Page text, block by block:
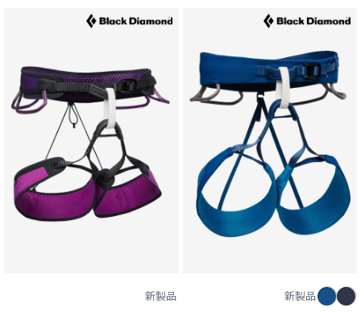
新製品 新製品